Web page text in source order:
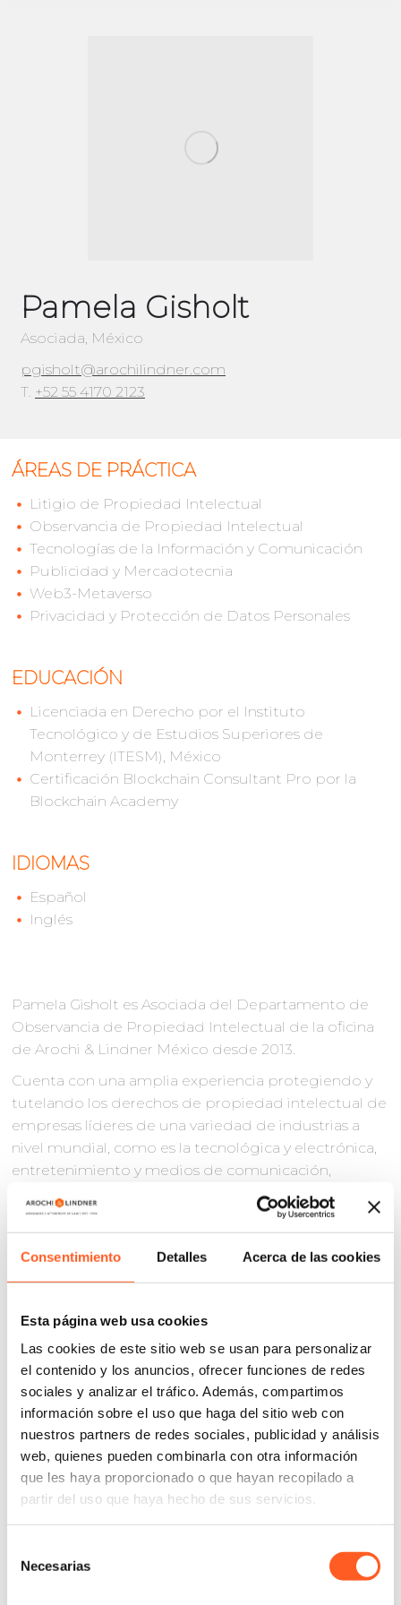
Consentimiento Detalles Acerca de las cookies
Esta página web usa cookies
Las cookies de este sitio web se usan para personalizar
el contenido y los anuncios, ofrecer funciones de redes
sociales y analizar el tráfico. Además, compartimos
información sobre el uso que haga del sitio web con
nuestros partners de redes sociales, publicidad y análisis
web, quienes pueden combinarla con otra información
que les haya proporcionado o que hayan recopilado a
partir del uso que haya hecho de sus servicios.
Necesarias
Pamela Gisholt
Asociada, México
pgisholt@arochilindner.com
T. +52 55 4170 2123
ÁREAS DE PRÁCTICA
Litigio de Propiedad Intelectual
Observancia de Propiedad Intelectual
Tecnologías de la Información y Comunicación
Publicidad y Mercadotecnia
Web3-Metaverso
Privacidad y Protección de Datos Personales
EDUCACIÓN
Licenciada en Derecho por el Instituto
Tecnológico y de Estudios Superiores de
Monterrey (ITESM), México
Certificación Blockchain Consultant Pro por la
Blockchain Academy
IDIOMAS
Español
Inglés
Pamela Gisholt es Asociada del Departamento de
Observancia de Propiedad Intelectual de la oficina
de Arochi & Lindner México desde 2013.
Cuenta con una amplia experiencia protegiendo y
tutelando los derechos de propiedad intelectual de
empresas líderes de una variedad de industrias a
nivel mundial, como es la tecnológica y electrónica,
entretenimiento y medios de comunicación,
automotriz, deportes, moda y artículos de lujo, así
como bienes de rápido consumo.
piratería y la falsificación. Simultáneamente, ha
de dominio, y gestiona procedimientos de disputa
ante la Organización Mundial de la Propiedad
Intelectual (OMPI), así como en estrategias de
acción, consultoría y revisión de términos y
condiciones, y políticas operativas en el ámbito de
las tecnologías de la información y comunicación,
incluidas plataformas de comercio electrónico y
amplio conocimiento en materia de publicidad, así
como en los aspectos legales de la Web3,